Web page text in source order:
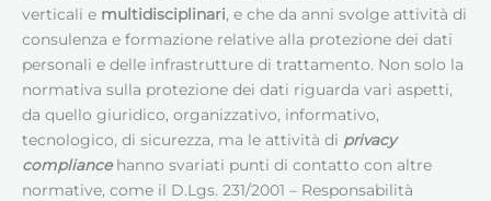
verticali e multidisciplinari, e che da anni svolge attività di
consulenza e formazione relative alla protezione dei dati
personali e delle infrastrutture di trattamento. Non solo la
normativa sulla protezione dei dati riguarda vari aspetti,
da quello giuridico, organizzativo, informativo,
tecnologico, di sicurezza, ma le attività di privacy
compliancehanno svariati punti di contatto con altre
normative, come il D.Lgs. 231/2001 – Responsabilità